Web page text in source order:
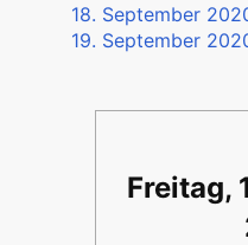
18. September
19. September
Freitag,